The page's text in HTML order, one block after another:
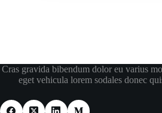
Cras gravida bibendum dolor eu varius
eget vehicula lorem sodales donec